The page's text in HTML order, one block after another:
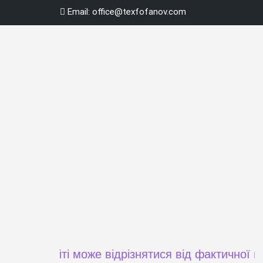
Email: office@texfofanov.com
сайті може відрізнятися від фактичної ціни при